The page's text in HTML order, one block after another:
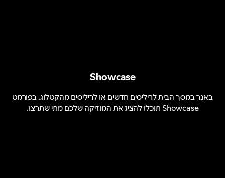
Showcase
באנר במסך הבית לריליסים חדשים או לריליסים מהקטלוג. בפורמט
Showcase תוכלו להציג את המוזיקה שלכם מתי שתרצו.